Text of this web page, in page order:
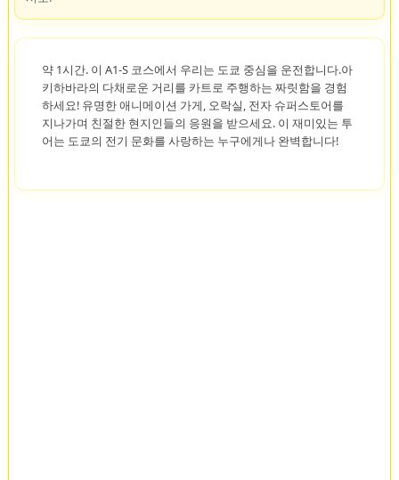
약 1시간. 이 A1-S 코스에서 우리는 도쿄 중심을 운전합니다.아
키하바라의 다채로운 거리를 카트로 주행하는 짜릿함을 경험
하세요! 유명한 애니메이션 가게, 오락실, 전자 슈퍼스토어를
지나가며 친절한 현지인들의 응원을 받으세요. 이 재미있는 투
어는 도쿄의 전기 문화를 사랑하는 누구에게나 완벽합니다!